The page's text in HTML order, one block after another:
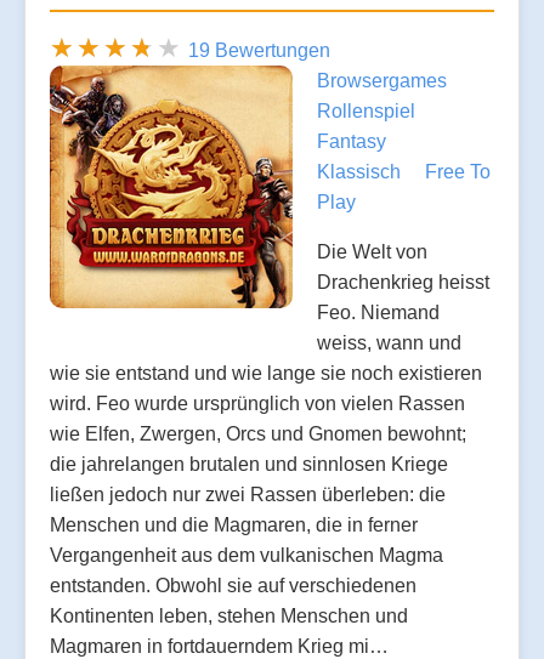
19 Bewertungen
Browsergames
Rollenspiel
Fantasy
Klassisch
Free To
Play
Die Welt von
Drachenkrieg heisst
Feo. Niemand
weiss, wann und
wie sie entstand und wie lange sie noch existieren
wird. Feo wurde ursprünglich von vielen Rassen
wie Elfen, Zwergen, Orcs und Gnomen bewohnt;
die jahrelangen brutalen und sinnlosen Kriege
ließen jedoch nur zwei Rassen überleben: die
Menschen und die Magmaren, die in ferner
Vergangenheit aus dem vulkanischen Magma
entstanden. Obwohl sie auf verschiedenen
Kontinenten leben, stehen Menschen und
Magmaren in fortdauerndem Krieg mi…